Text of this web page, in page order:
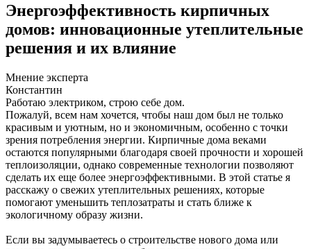
Энергоэффективность кирпичных
домов: инновационные утеплительные
решения и их влияние
Мнение эксперта
Константин
Работаю электриком, строю себе дом.
Пожалуй, всем нам хочется, чтобы наш дом был не только
красивым и уютным, но и экономичным, особенно с точки
зрения потребления энергии. Кирпичные дома веками
остаются популярными благодаря своей прочности и хорошей
теплоизоляции, однако современные технологии позволяют
сделать их еще более энергоэффективными. В этой статье я
расскажу о свежих утеплительных решениях, которые
помогают уменьшить теплозатраты и стать ближе к
экологичному образу жизни.
Если вы задумываетесь о строительстве нового дома или